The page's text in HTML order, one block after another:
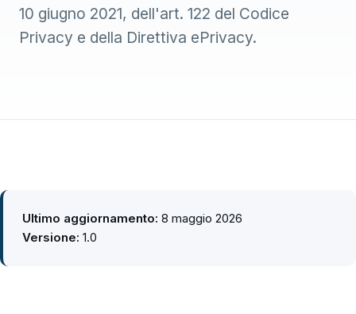
10 giugno 2021, dell'art. 122 del Codice
Privacy e della Direttiva ePrivacy.
Ultimo aggiornamento: 8 maggio 2026
Versione: 1.0